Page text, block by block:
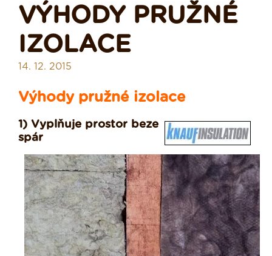
VÝHODY PRUŽNÉ
IZOLACE
14. 12. 2015
Výhody pružné izolace
1) Vyplňuje prostor beze
spár